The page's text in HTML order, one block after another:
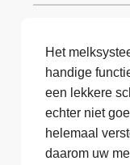
Het
handige
een lekkere
echter niet
helemaal
daarom uw